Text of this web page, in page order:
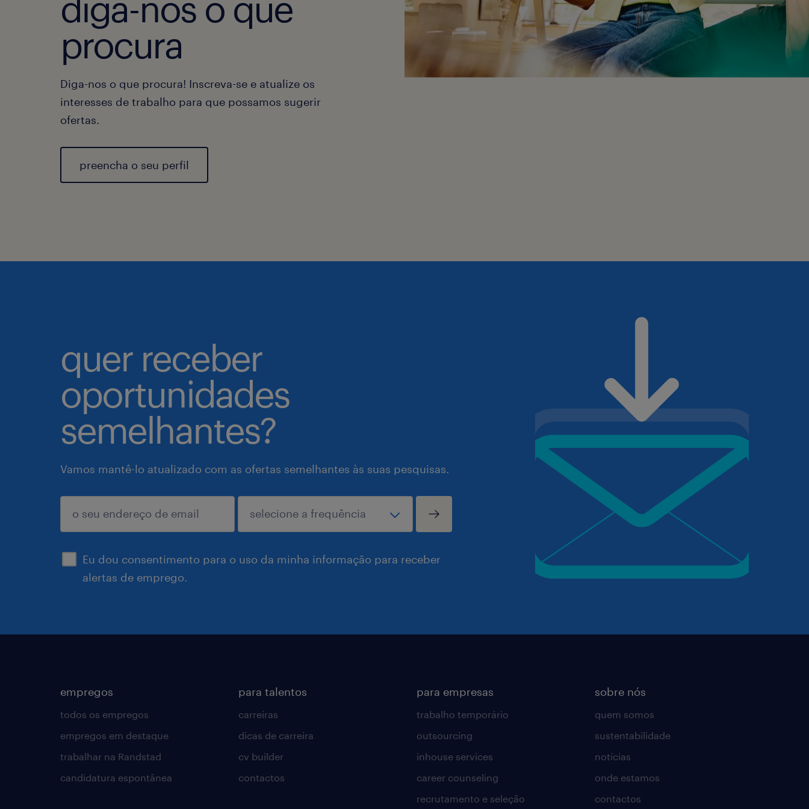
procura
Diga-nos o que procura! Inscreva-se e atualize os
interesses de trabalho para que possamos sugerir
ofertas.
preencha o seu perfil
quer receber
oportunidades
semelhantes?
Vamos mantê-lo atualizado com as ofertas semelhantes às suas pesquisas.
Eu dou consentimento para o uso da minha informação para receber
alertas de emprego.
enviar
empregos
todos os empregos
empregos em destaque
trabalhar na Randstad
candidatura espontânea
para talentos
carreiras
dicas de carreira
cv builder
contactos
para empresas
trabalho temporário
outsourcing
inhouse services
career counseling
recrutamento e seleção
sobre nós
quem somos
sustentabilidade
notícias
onde estamos
contactos